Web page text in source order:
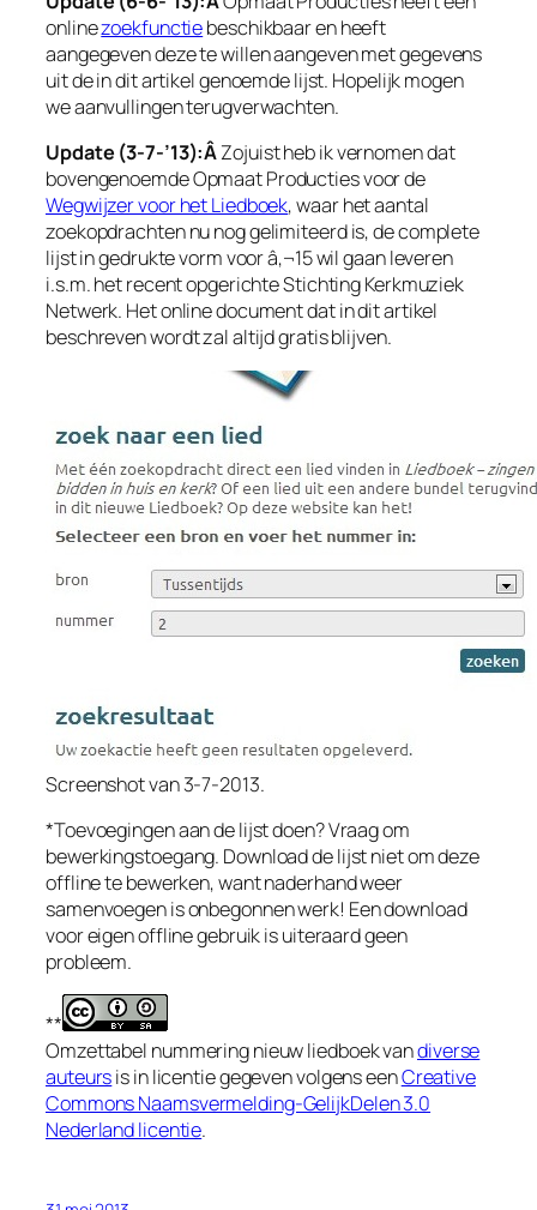
onlinezoekfunctiebeschikbaar en heeft
aangegeven deze te willen aangeven met gegevens
uit de in dit artikel genoemde lijst. Hopelijk mogen
we aanvullingen terugverwachten.
Update (3-7-’13):ÂZojuist heb ik vernomen dat
bovengenoemde Opmaat Producties voor de
Wegwijzer voor het Liedboek, waar het aantal
zoekopdrachten nu nog gelimiteerd is, de complete
lijst in gedrukte vorm voor â‚¬15 wil gaan leveren
i.s.m. het recent opgerichte Stichting Kerkmuziek
Netwerk. Het online document dat in dit artikel
beschreven wordt zal altijd gratis blijven.
Screenshot van 3-7-2013.
*Toevoegingen aan de lijst doen? Vraag om
bewerkingstoegang. Download de lijst niet om deze
offline te bewerken, want naderhand weer
samenvoegen is onbegonnen werk! Een download
voor eigen offline gebruik is uiteraard geen
probleem.
**
Omzettabel nummering nieuw liedboek vandiverse
auteursis in licentie gegeven volgens eenCreative
Commons Naamsvermelding-GelijkDelen 3.0
Nederland licentie.